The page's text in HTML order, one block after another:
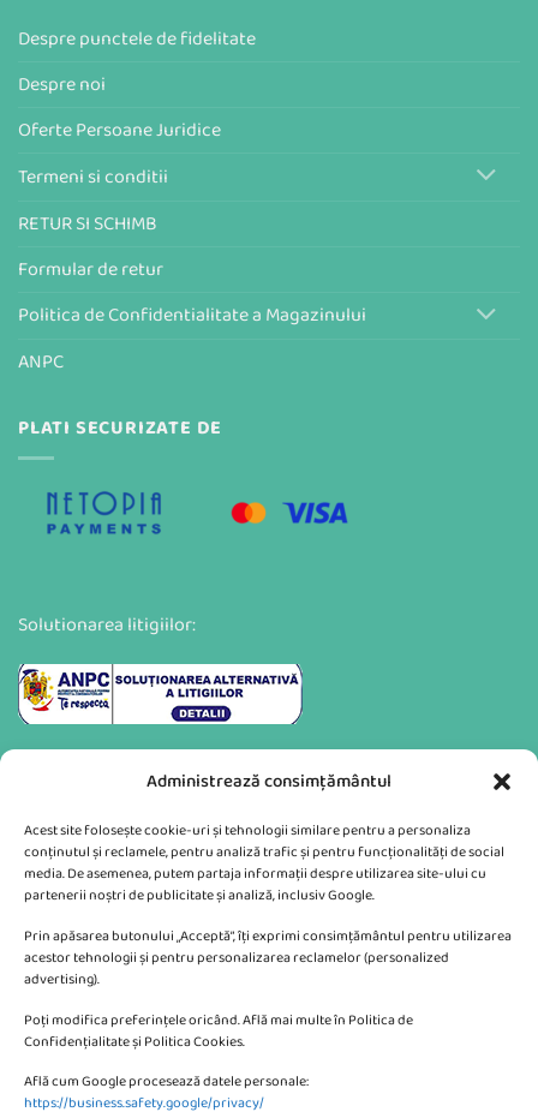
Administrează consimțământul
Acest site folosește cookie-uri și tehnologii similare pentru a personaliza
conținutul și reclamele, pentru analiză trafic și pentru funcționalități de social
media. De asemenea, putem partaja informații despre utilizarea site-ului cu
partenerii noștri de publicitate și analiză, inclusiv Google.
Prin apăsarea butonului „Acceptă”, îți exprimi consimțământul pentru utilizarea
acestor tehnologii și pentru personalizarea reclamelor (personalized
advertising).
Poți modifica preferințele oricând. Află mai multe în Politica de
Confidențialitate și Politica Cookies.
Află cum Google procesează datele personale:
https://business.safety.google/privacy/
Despre punctele de fidelitate
Despre noi
Oferte Persoane Juridice
Termeni si conditii
RETUR SI SCHIMB
Formular de retur
Politica de Confidentialitate a Magazinului
ANPC
PLATI SECURIZATE DE
Solutionarea litigiilor:
Va putem sprijini si prin:
CONTACTEAZA-NE